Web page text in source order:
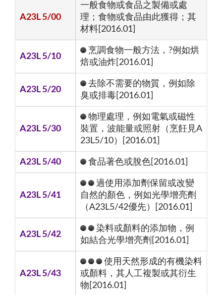
A23L 5/00
一般食物或食品之製備或處
理；食物或食品由此獲得；其
材料[2016.01]
A23L 5/10
烹調食物一般方法，?例如烘
焙或油炸[2016.01]
A23L 5/20
去除不需要的物質，例如除
臭或排毒[2016.01]
A23L 5/30
物理處理，例如電氣或磁性
裝置，波能量或照射（烹飪見A
23L5/10）[2016.01]
A23L 5/40 食品著色或脫色[2016.01]
A23L 5/41
過使用添加劑保留或改變
自然的顏色，例如光學增亮劑
（A23L5/42優先）[2016.01]
A23L 5/42
染料或顏料的添加物，例
如結合光學增亮劑[2016.01]
A23L 5/43
使用天然形成的有機染料
或顏料，其人工複製或其衍生
物[2016.01]